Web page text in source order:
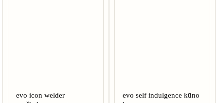
evo icon welder
evo self indulgence kūno